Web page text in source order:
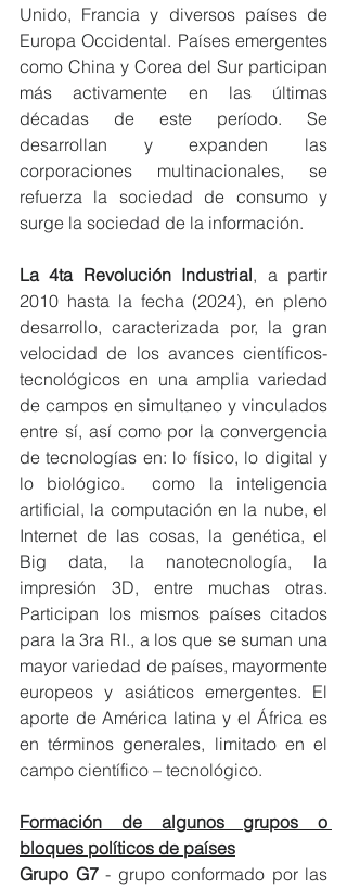
Unido, Francia y diversos países de
Europa Occidental. Países emergentes
como China y Corea del Sur participan
más activamente en las últimas
décadas de este período. Se
desarrollan y expanden las
corporaciones multinacionales, se
refuerza la sociedad de consumo y
surge la sociedad de la información.
La 4ta Revolución Industrial, a partir
2010 hasta la fecha (2024), en pleno
desarrollo, caracterizada por, la gran
velocidad de los avances científicos-
tecnológicos en una amplia variedad
de campos en simultaneo y vinculados
entre sí, así como por la convergencia
de tecnologías en: lo físico, lo digital y
lo biológico.  como la inteligencia
artificial, la computación en la nube, el
Internet de las cosas, la genética, el
Big data, la nanotecnología, la
impresión 3D, entre muchas otras.
Participan los mismos países citados
para la 3ra RI., a los que se suman una
mayor variedad de países, mayormente
europeos y asiáticos emergentes. El
aporte de América latina y el África es
en términos generales, limitado en el
campo científico – tecnológico.
Formación de algunos grupos o
bloques políticos de países
Grupo G7 - grupo conformado por las